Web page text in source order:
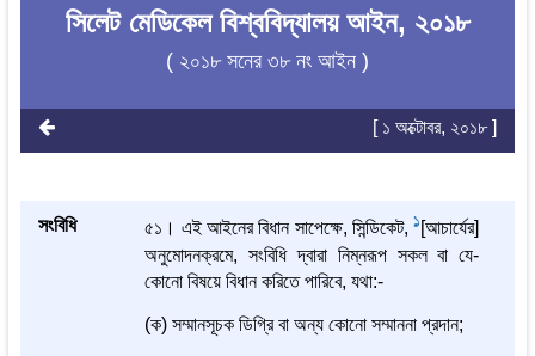
সিলেট মেডিকেল বিশ্ববিদ্যালয় আইন, ২০১৮
( ২০১৮ সনের ৩৮ নং আইন )
[ ১ অক্টোবর, ২০১৮ ]
সংবিধি ৫১। এই আইনের বিধান সাপেক্ষে, সিন্ডিকেট,1[আচার্যের]
অনুমোদনক্রমে, সংবিধি দ্বারা নিম্নরূপ সকল বা যে-
কোনো বিষয়ে বিধান করিতে পারিবে, যথা:-
(ক) সম্মানসূচক ডিগ্রি বা অন্য কোনো সম্মাননা প্রদান;